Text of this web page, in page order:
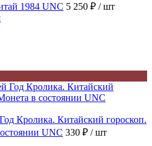
1984 UNC 5 250 ₽ / шт
Кролика. Китайский гороскоп.
UNC 330 ₽ / шт